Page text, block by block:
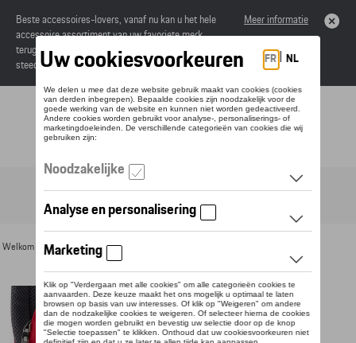
Beste accessoires-lovers, vanaf nu kan u het hele
accessoire assortiment van uw favoriete merk
terugvinden in de online catalogus. Deze kunnen
steeds besteld worden via uw dealer.
Meer informatie
Toggle navigation
Welkom >Voor u >Voor kinderen